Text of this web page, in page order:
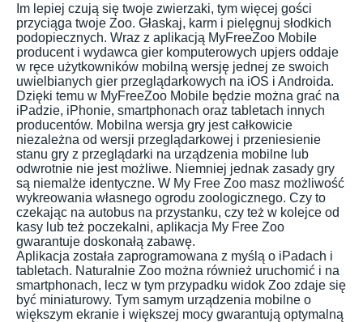
Im lepiej czują się twoje zwierzaki, tym więcej gości
przyciąga twoje Zoo. Głaskaj, karm i pielęgnuj słodkich
podopiecznych. Wraz z aplikacją MyFreeZoo Mobile
producent i wydawca gier komputerowych upjers oddaje
w ręce użytkowników mobilną wersję jednej ze swoich
uwielbianych gier przeglądarkowych na iOS i Androida.
Dzięki temu w MyFreeZoo Mobile będzie można grać na
iPadzie, iPhonie, smartphonach oraz tabletach innych
producentów. Mobilna wersja gry jest całkowicie
niezależna od wersji przeglądarkowej i przeniesienie
stanu gry z przeglądarki na urządzenia mobilne lub
odwrotnie nie jest możliwe. Niemniej jednak zasady gry
są niemalże identyczne. W My Free Zoo masz możliwość
wykreowania własnego ogrodu zoologicznego. Czy to
czekając na autobus na przystanku, czy też w kolejce od
kasy lub też poczekalni, aplikacja My Free Zoo
gwarantuje doskonałą zabawę.
Aplikacja została zaprogramowana z myślą o iPadach i
tabletach. Naturalnie Zoo można również uruchomić i na
smartphonach, lecz w tym przypadku widok Zoo zdaje się
być miniaturowy. Tym samym urządzenia mobilne o
większym ekranie i większej mocy gwarantują optymalną